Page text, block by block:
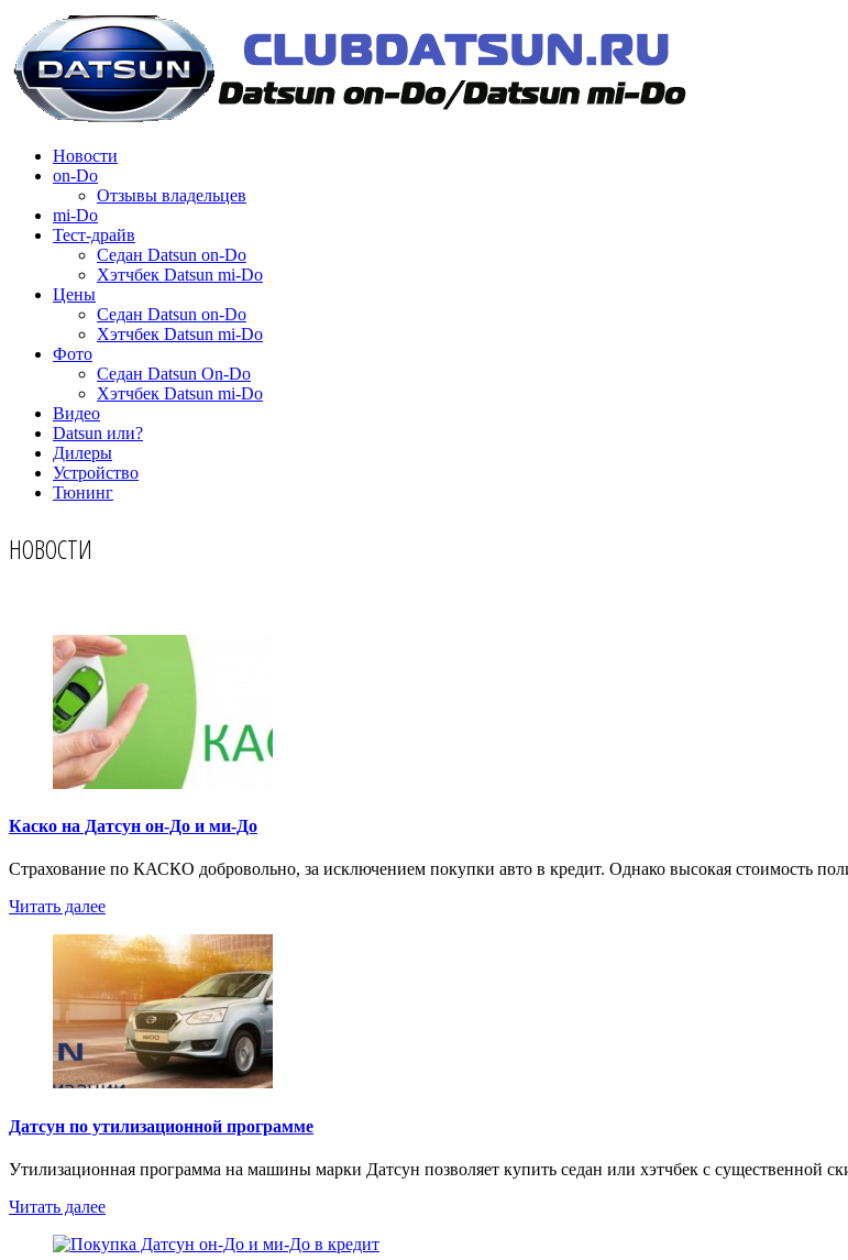
Новости
on-Do
Отзывы владельцев
mi-Do
Тест-драйв
Седан Datsun on-Do
Хэтчбек Datsun mi-Do
Цены
Седан Datsun on-Do
Хэтчбек Datsun mi-Do
Фото
Седан Datsun On-Do
Хэтчбек Datsun mi-Do
Видео
Datsun или?
Дилеры
Устройство
Тюнинг
НОВОСТИ
Каско на Датсун он-До и ми-До
Страхование по КАСКО добровольно, за исключением покупки авто в кредит. Однако высокая стоимость
Читать далее
Датсун по утилизационной программе
Утилизационная программа на машины марки Датсун позволяет купить седан или хэтчбек с существенной
Читать далее